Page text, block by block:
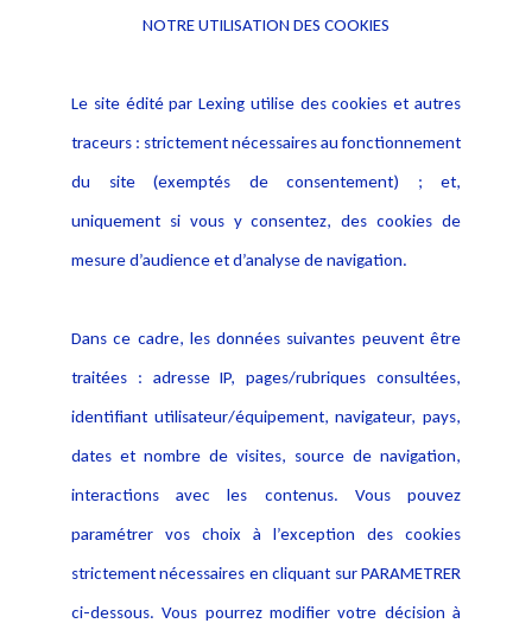
Alerte professionnelle
Déclaration d'accessibilité
Notice Légale
Politique de protection des
données
Publications
NOTRE UTILISATION DES COOKIES
Le site édité par Lexing utilise des cookies et autres
traceurs : strictement nécessaires au fonctionnement
du site (exemptés de consentement) ; et,
uniquement si vous y consentez, des cookies de
mesure d’audience et d’analyse de navigation.
Dans ce cadre, les données suivantes peuvent être
traitées : adresse IP, pages/rubriques consultées,
identifiant utilisateur/équipement, navigateur, pays,
dates et nombre de visites, source de navigation,
interactions avec les contenus. Vous pouvez
paramétrer vos choix à l’exception des cookies
strictement nécessaires en cliquant sur PARAMETRER
ci-dessous. Vous pourrez modifier votre décision à